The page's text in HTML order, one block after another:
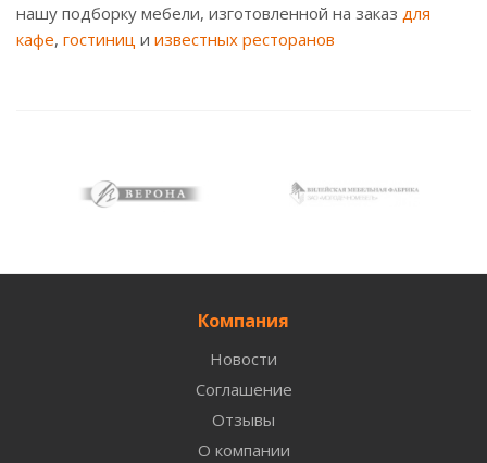
нашу подборку мебели, изготовленной на заказ для
кафе, гостиниц и известных ресторанов
Компания
Новости
Соглашение
Отзывы
О компании